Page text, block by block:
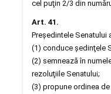
cel puţin 2/3 din
Art. 41.
Preşedintele Senatului
(1) conduce şedinţele
(2) semnează în
rezoluţiile Senatului;
(3) propune ordinea